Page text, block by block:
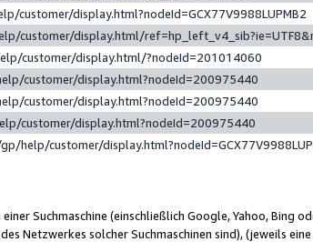
customer/display.html?nodeId=GCX77V9988LUPMB2
customer/display.html/
customer/display.html/?nodeId=201014060
customer/display.html?nodeId=200975440
customer/display.html?nodeId=200975440
customer/display.html?nodeId=200975440
help/customer/
Suchmaschine (einschließlich Google, Yahoo, Bing
Netzwerkes solcher Suchmaschinen sind), (jeweils eine „